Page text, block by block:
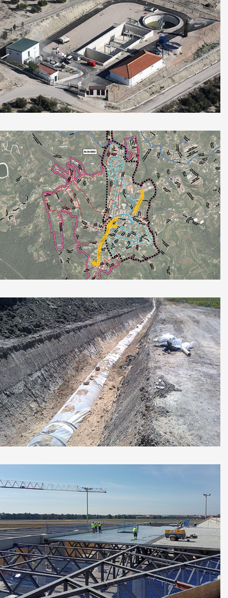
Estación Depuradoras de Aguas Residuales
de Torreperogil, Jaén
Proyecto red saneamiento, La Guancha,
Tenerife
Nuevo ramal, Jerez de la Frontera, Cádiz
Terminal Aeropuerto de Sevilla